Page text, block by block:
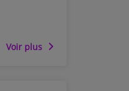
Voir plus